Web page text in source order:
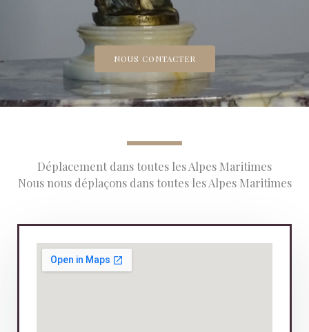
NOUS CONTACTER
Déplacement dans toutes les Alpes Maritimes
Nous nous déplaçons dans toutes les Alpes Maritimes